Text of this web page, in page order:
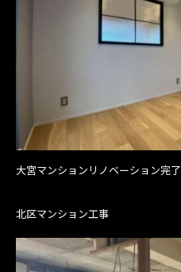
大宮マンションリノベーション完了
北区マンション工事